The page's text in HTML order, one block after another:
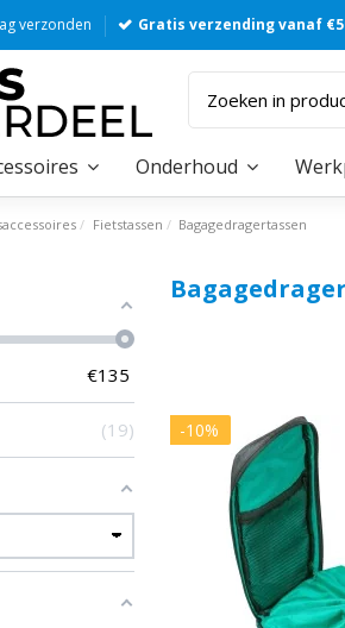
verzonden Gratis verzending vanaf
Onderhoud
Fietstassen Bagagedragertassen
-10%
€135
19